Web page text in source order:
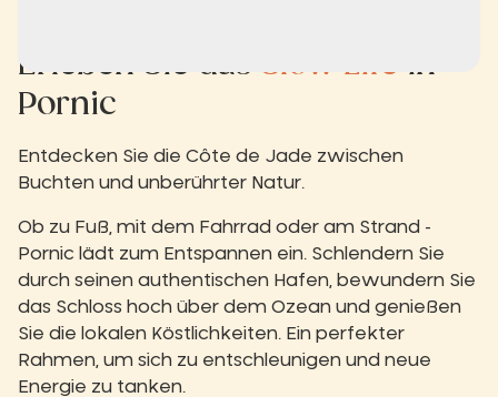
Erleben Sie das Slow Life in
Pornic
Entdecken Sie die Côte de Jade zwischen
Buchten und unberührter Natur.
Ob zu Fuß, mit dem Fahrrad oder am Strand -
Pornic lädt zum Entspannen ein. Schlendern Sie
durch seinen authentischen Hafen, bewundern Sie
das Schloss hoch über dem Ozean und genießen
Sie die lokalen Köstlichkeiten. Ein perfekter
Rahmen, um sich zu entschleunigen und neue
Energie zu tanken.